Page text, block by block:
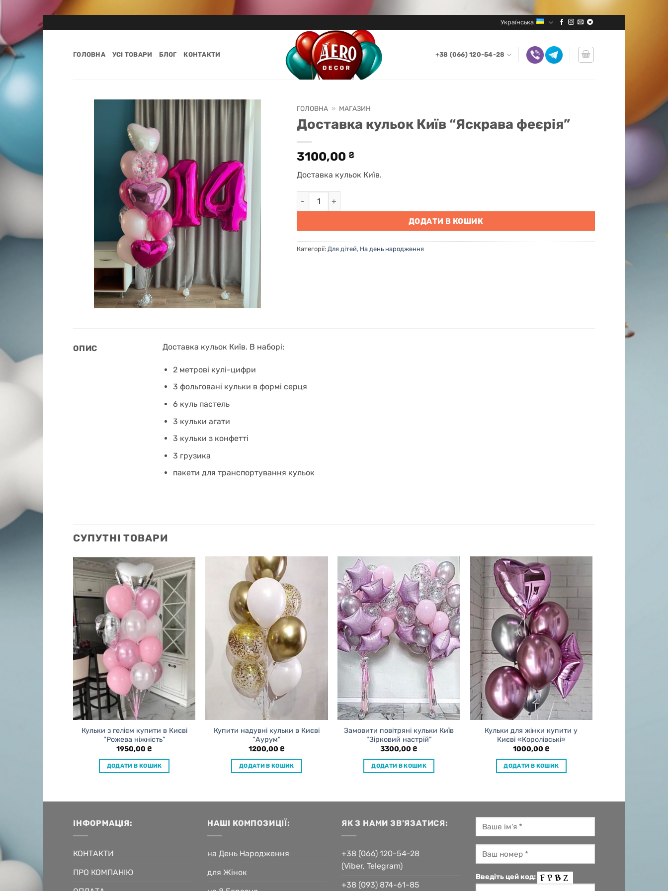
Пропустити Українська
ГОЛОВНА УСІ ТОВАРИ БЛОГ КОНТАКТИ +38 (066) 120-54-28
ГОЛОВНА » МАГАЗИН
Доставка кульок Київ “Яскрава феєрія”
3100,00 ₴
Доставка кульок Київ.
Доставка кульок Київ "Яскрава феєрія" кількість
ДОДАТИ В КОШИК
Категорії: Для дітей, На день народження
ОПИС Доставка кульок Київ. В наборі:
2 метрові кулі-цифри
3 фольговані кульки в формі серця
6 куль пастель
3 кульки агати
3 кульки з конфетті
3 грузика
пакети для транспортування кульок
СУПУТНІ ТОВАРИ
Кульки з гелієм купити в Києві
“Рожева ніжність”
1950,00₴
ДОДАТИ В КОШИК
Купити надувні кульки в Києві
“Аурум”
1200,00 ₴
ДОДАТИ В КОШИК
Замовити повітряні кульки Київ
“Зірковий настрій”
3300,00₴
ДОДАТИ В КОШИК
Кульки для жінки купити у
Києві «Королівські»
1000,00 ₴
ДОДАТИ В КОШИК
ІНФОРМАЦІЯ:
КОНТАКТИ
ПРО КОМПАНІЮ
НАШІ КОМПОЗИЦІЇ:
на День Народження
для Жінок
ЯК З НАМИ ЗВ’ЯЗАТИСЯ:
+38 (066) 120-54-28
(Viber, Telegram)
+38 (093) 874-61-85
Введіть цей код: